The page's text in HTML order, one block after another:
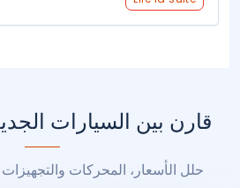
قارن بين السيارات
حلل الأسعار، المحركات والتجهيزات